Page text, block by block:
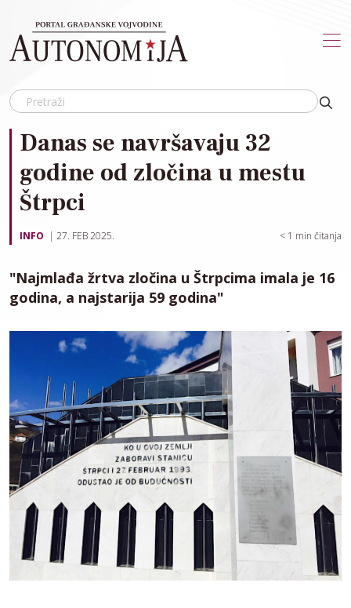
Danas se navršavaju 32
godine od zločina u mestu
Štrpci
INFO 27. FEB 2025. < 1 min čitanja
"Najmlađa žrtva zločina u Štrpcima imala je 16
godina, a najstarija 59 godina"